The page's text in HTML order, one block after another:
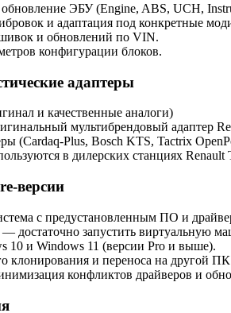
ЭБУ (Engine, ABS, UCH,
и адаптация под конкретные
и обновлений по VIN.
конфигурации блоков.
адаптеры
и качественные аналоги)
мультибрендовый адаптер
(Cardaq-Plus, Bosch KTS, Tactrix
в дилерских станциях Renault
версии
с предустановленным ПО и
— достаточно запустить виртуальную
10 и Windows 11 (версии Pro и выше).
клонирования и переноса на другой
конфликтов драйверов и